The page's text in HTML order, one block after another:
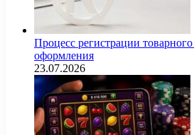
Процесс регистрации
оформления
23.07.2026